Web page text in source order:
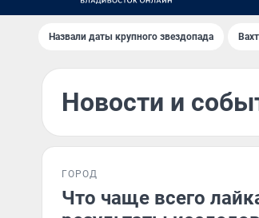
Назвали даты крупного звездопада
Новости и
ГОРОД
Что чаще всего